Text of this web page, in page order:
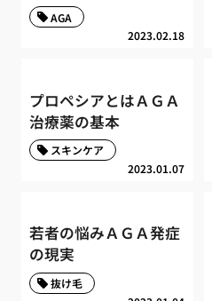
2023.02.18
AGA
プロペシアとはＡＧＡ
治療薬の基本
2023.01.07
スキンケア
若者の悩みＡＧＡ発症
の現実
抜け毛